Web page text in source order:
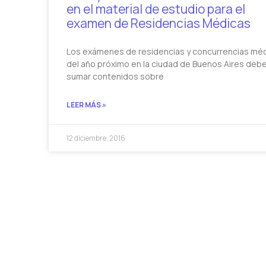
en el material de estudio para el
examen de Residencias Médicas
Los exámenes de residencias y concurrencias
del año próximo en la ciudad de Buenos Aires
sumar contenidos sobre
LEER MÁS »
12 diciembre, 2016